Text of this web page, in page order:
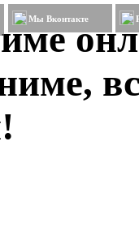
Мы Вконтакте